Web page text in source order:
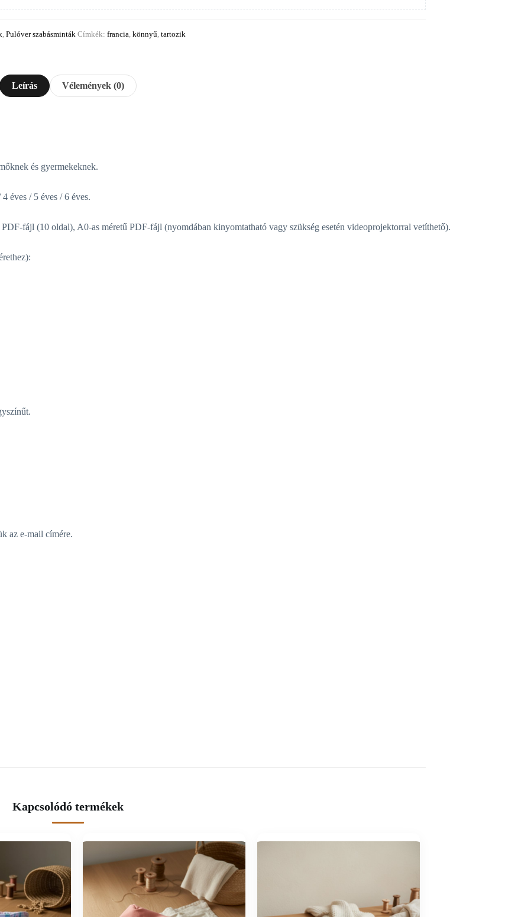
Pulóver szabásminták Címkék: francia könnyű tartozik
Leírás Vélemények (0)
és gyermekeknek.
éves / 5 éves / 6 éves.
fájl (10 oldal), A0-as méretű PDF-fájl (nyomdában kinyomtatható vagy szükség esetén videoprojektorral vetíthető).
az e-mail címére.
Kapcsolódó termékek